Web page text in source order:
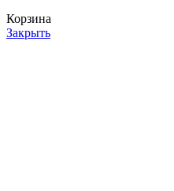
Корзина
Закрыть